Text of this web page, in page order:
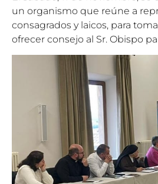
un organismo que reúne a
consagrados y laicos, para
ofrecer consejo al Sr. Obispo